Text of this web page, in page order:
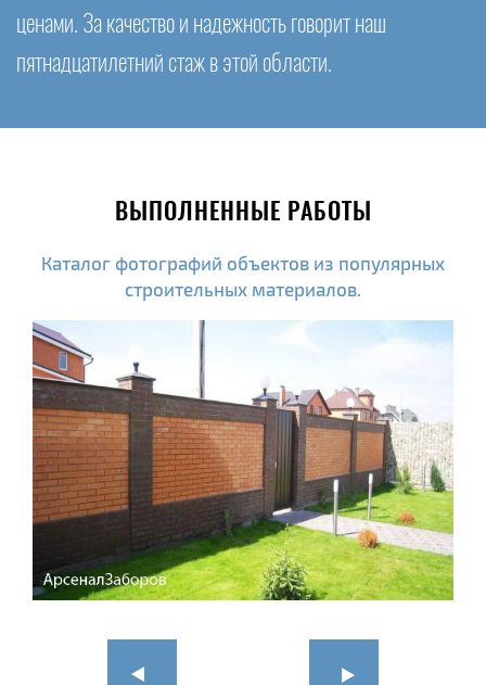
ценами. За качество и надежность говорит наш
пятнадцатилетний стаж в этой области.
ВЫПОЛНЕННЫЕ РАБОТЫ
Каталог фотографий объектов из популярных
строительных материалов.